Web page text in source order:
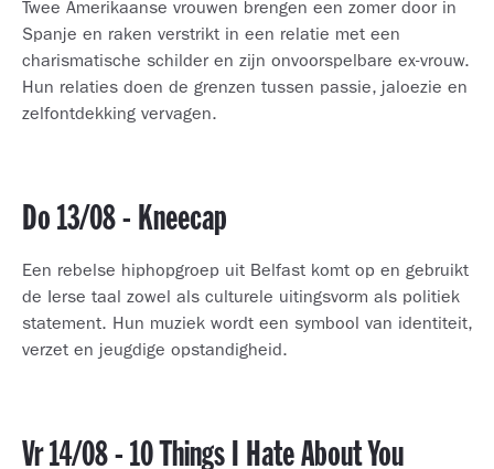
Twee Amerikaanse vrouwen brengen een zomer door in
Spanje en raken verstrikt in een relatie met een
charismatische schilder en zijn onvoorspelbare ex-vrouw.
Hun relaties doen de grenzen tussen passie, jaloezie en
zelfontdekking vervagen.
Do 13/08 - Kneecap
Een rebelse hiphopgroep uit Belfast komt op en gebruikt
de Ierse taal zowel als culturele uitingsvorm als politiek
statement. Hun muziek wordt een symbool van identiteit,
verzet en jeugdige opstandigheid.
Vr 14/08 - 10 Things I Hate About You